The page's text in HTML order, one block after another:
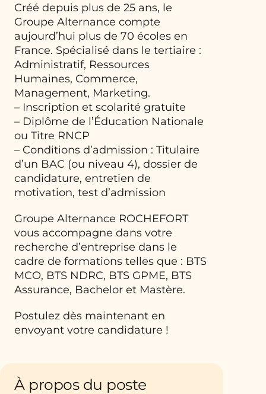
Créé depuis plus de 25 ans, le
Groupe Alternance compte
aujourd’hui plus de 70 écoles en
France. Spécialisé dans le tertiaire :
Administratif, Ressources
Humaines, Commerce,
Management, Marketing.
– Inscription et scolarité gratuite
– Diplôme de l’Éducation Nationale
ou Titre RNCP
– Conditions d’admission : Titulaire
d’un BAC (ou niveau 4), dossier de
candidature, entretien de
motivation, test d’admission
Groupe Alternance ROCHEFORT
vous accompagne dans votre
recherche d’entreprise dans le
cadre de formations telles que : BTS
MCO, BTS NDRC, BTS GPME, BTS
Assurance, Bachelor et Mastère.
Postulez dès maintenant en
envoyant votre candidature !
À propos du poste